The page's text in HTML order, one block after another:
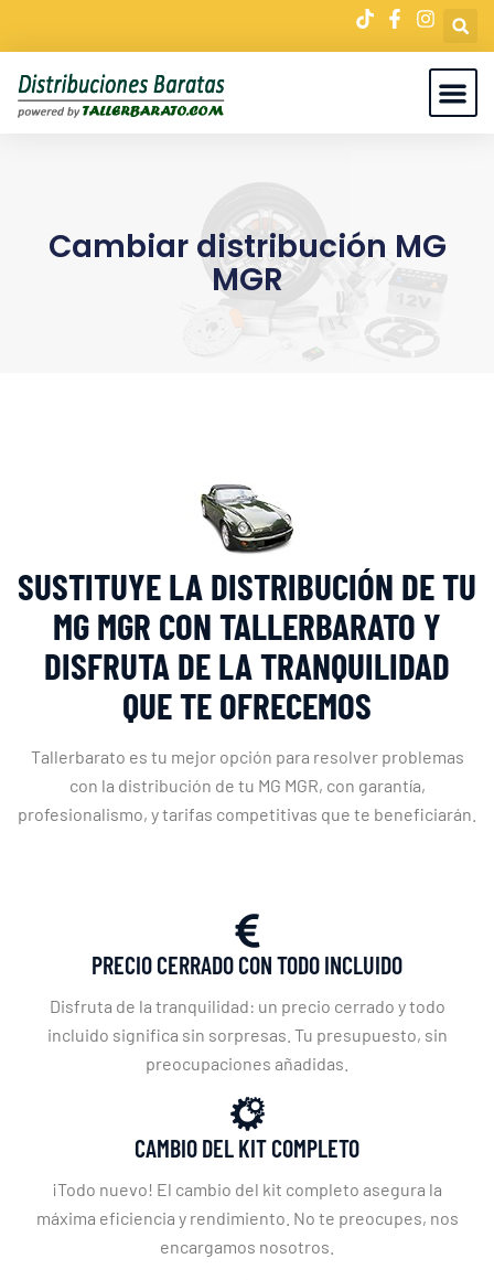
Cambiar distribución MG
MGR
SUSTITUYE LA DISTRIBUCIÓN DE TU
MG MGR CON TALLERBARATO Y
DISFRUTA DE LA TRANQUILIDAD
QUE TE OFRECEMOS
Tallerbarato es tu mejor opción para resolver problemas
con la distribución de tu MG MGR, con garantía,
profesionalismo, y tarifas competitivas que te beneficiarán.
PRECIO CERRADO CON TODO INCLUIDO
Disfruta de la tranquilidad: un precio cerrado y todo
incluido significa sin sorpresas. Tu presupuesto, sin
preocupaciones añadidas.
CAMBIO DEL KIT COMPLETO
¡Todo nuevo! El cambio del kit completo asegura la
máxima eficiencia y rendimiento. No te preocupes, nos
encargamos nosotros.